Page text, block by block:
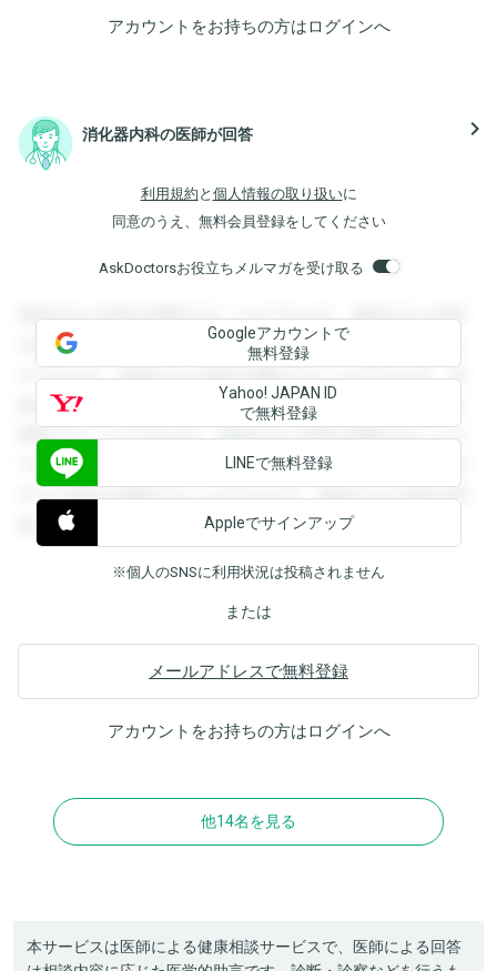
アカウントをお持ちの方はログインへ
消化器内科の医師が回答 navigate_next
利用規約 と 個人情報の取り扱いに
同意のうえ、無料会員登録をしてください
AskDoctorsお役立ちメルマガを受け取る
登録すると回答を閲覧することができます。登録すると回答
を閲覧することができます。登録すると回答を閲覧すること
ができます。登録すると回答を閲覧することができます。登
録すると回答を閲覧することができます。登録すると回答を
閲覧することができます。登録すると回答を閲覧することが
できます。登録すると回答を閲覧することができます。登録
すると回答を閲覧することができます。登録すると回答を閲
覧することができます。
Googleアカウントで
無料登録
Yahoo! JAPAN ID
で無料登録
LINEで無料登録
Appleでサインアップ
※個人のSNSに利用状況は投稿されません
または
メールアドレスで無料登録
アカウントをお持ちの方はログインへ
他14名を見る
本サービスは医師による健康相談サービスで、医師による回答